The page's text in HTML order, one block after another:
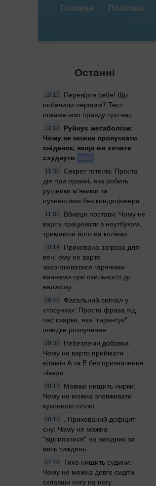
Головна Політика
Останні
13:15
Перевірте себе! Що
побачили першим? Тест
покаже всю правду про вас
12:12
Руйнує метаболізм:
Чому не можна пропускати
сніданок, якщо ви хочете
схуднути
Блог
11:30
Секрет готелів: Проста
дія при пранні, яка робить
рушники м'якими та
пухнастими без кондиціонера
11:07
Вбивця постави: Чому не
варто працювати з ноутбуком,
тримаючи його на колінах
10:14
Прихована загроза для
вен: ому не варто
захоплюватися гарячими
ваннами при схильності до
варикозу
09:45
Фатальний сигнал у
стосунках: Проста фраза під
час сварки, яка "гарантує"
швидке розлучення
09:35
Небезпечні добавки:
Чому не варто приймати
вітамін А та Е без призначення
лікаря
09:13
Мовчки нищить нирки:
Чому не можна зловживати
кухонною сіллю
08:13
. Прихований дефіцит
сну: Чому не можна
"відсипатися" на вихідних за
весь тиждень
07:45
Тихо нищить судини:
Чому не можна довго сидіти
склавши ногу на ногу